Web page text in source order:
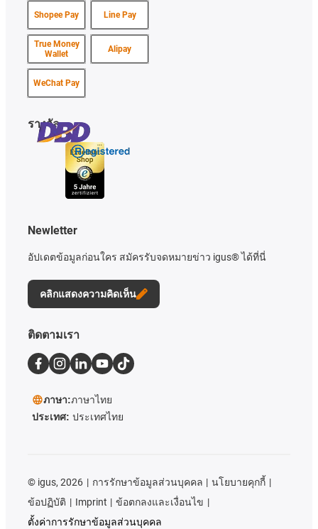
Shopee Pay Line Pay
True Money
Wallet
Alipay
WeChat Pay
รางวัล
Newletter
อัปเดตข้อมูลก่อนใคร สมัครรับจดหมายข่าว igus® ได้ที่นี่
คลิกแสดงความคิดเห็น
ติดตามเรา
ภาษา:ภาษาไทย
ประเทศ: ประเทศไทย
© igus, 2026 การรักษาข้อมูลส่วนบุคคล
นโยบายคุกกี้
ข้อปฏิบัติ
Imprint
ข้อตกลงและเงื่อนไข
ตั้งค่าการรักษาข้อมูลส่วนบุคคล